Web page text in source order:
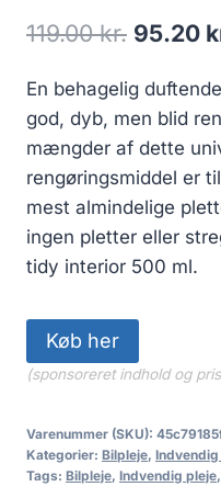
119.00kr. Den
pris
var:
119.00
95.20
En behagelig
god, dyb, men blid
mængder af dette
rengøringsmiddel er
mest almindelige
ingen pletter eller
tidy interior 500 ml.
Køb her
(sponsoreret indhold og
Varenummer (SKU):
Kategorier: Bilpleje,
Tags: Bilpleje, Indvendig pleje,